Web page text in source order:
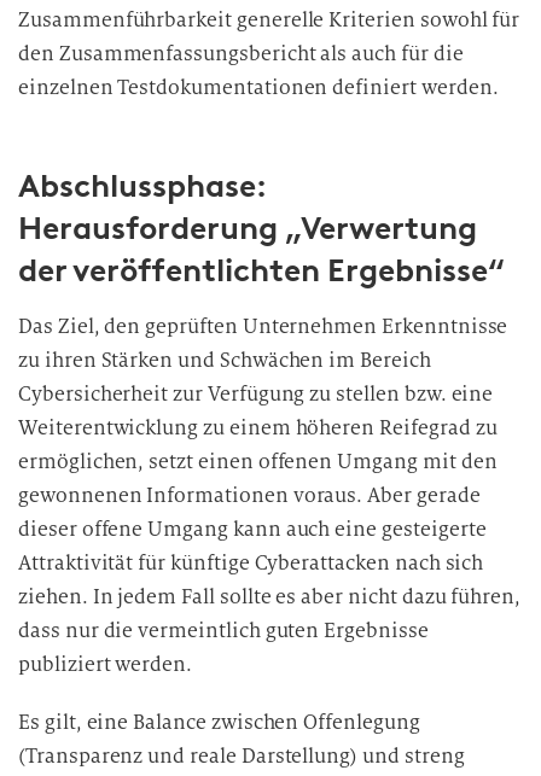
n
v
e
r
e
i
u
n
g
Zusammenführbarkeit generelle Kriterien sowohl für
den Zusammenfassungsbericht als auch für die
einzelnen Testdokumentationen definiert werden.
Abschlussphase:
Herausforderung „Verwertung
der veröffentlichten Ergebnisse“
Das Ziel, den geprüften Unternehmen Erkenntnisse
zu ihren Stärken und Schwächen im Bereich
Cybersicherheit zur Verfügung zu stellen bzw. eine
Weiterentwicklung zu einem höheren Reifegrad zu
ermöglichen, setzt einen offenen Umgang mit den
gewonnenen Informationen voraus. Aber gerade
dieser offene Umgang kann auch eine gesteigerte
Attraktivität für künftige Cyberattacken nach sich
ziehen. In jedem Fall sollte es aber nicht dazu führen,
dass nur die vermeintlich guten Ergebnisse
publiziert werden.
Es gilt, eine Balance zwischen Offenlegung
(Transparenz und reale Darstellung) und streng